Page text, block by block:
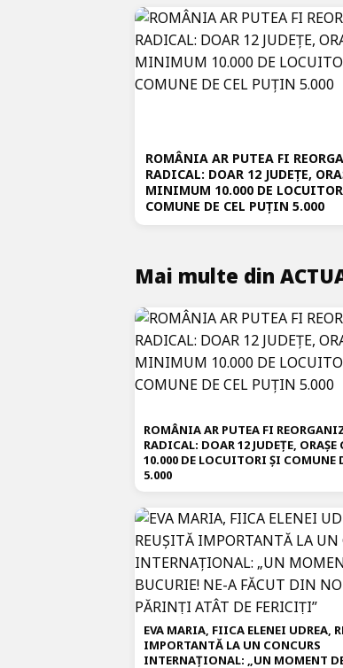
ROMÂNIA AR PUTEA FI
RADICAL: DOAR 12 JUDEȚE,
MINIMUM 10.000 DE
COMUNE DE CEL PUȚIN 5.000
Mai multe din
ROMÂNIA AR PUTEA FI
RADICAL: DOAR 12 JUDEȚE,
10.000 DE LOCUITORI ȘI COMUNE
5.000
EVA MARIA, FIICA ELENEI UDREA,
IMPORTANTĂ LA UN CONCURS
INTERNAȚIONAL: „UN MOMENT